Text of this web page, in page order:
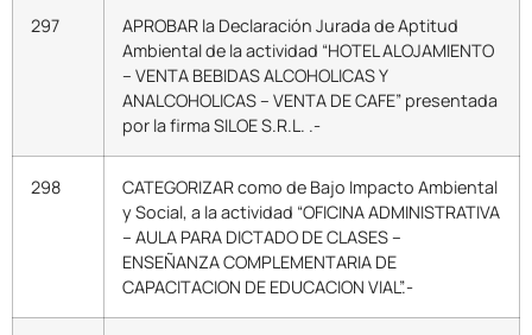
297
APROBAR la Declaración Jurada de Aptitud
Ambiental de la actividad “HOTEL ALOJAMIENTO
– VENTA BEBIDAS ALCOHOLICAS Y
ANALCOHOLICAS – VENTA DE CAFE” presentada
por la firma SILOE S.R.L. .-
298
CATEGORIZAR como de Bajo Impacto Ambiental
y Social, a la actividad “OFICINA ADMINISTRATIVA
– AULA PARA DICTADO DE CLASES –
ENSEÑANZA COMPLEMENTARIA DE
CAPACITACION DE EDUCACION VIAL”.-